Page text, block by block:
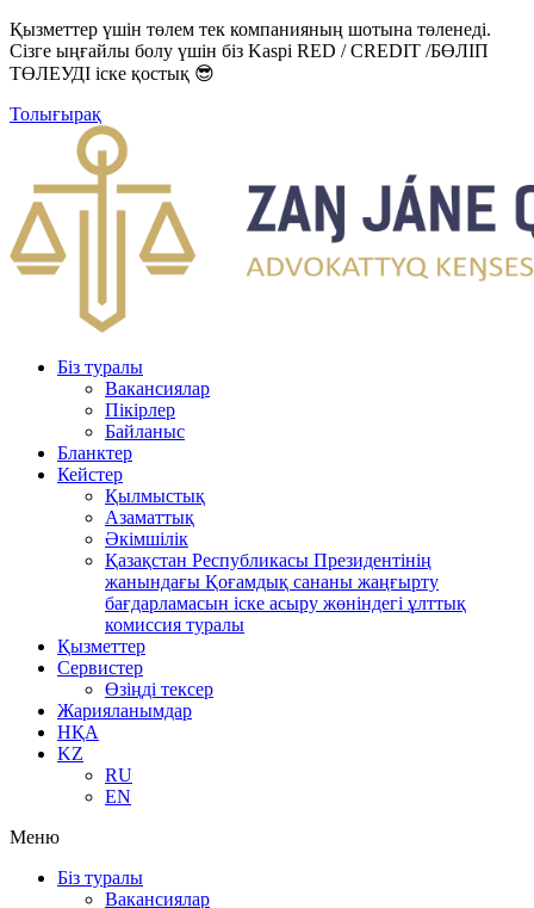
Қызметтер үшін төлем тек компанияның шотына төленеді.
Сізге ыңғайлы болу үшін біз Kaspi RED / CREDIT /БӨЛІП
ТӨЛЕУДІ іске қостық 😎
Толығырақ
Біз туралы
Вакансиялар
Пікірлер
Байланыс
Бланктер
Кейстер
Қылмыстық
Азаматтық
Әкімшілік
Қазақстан Республикасы Президентінің
жанындағы Қоғамдық сананы жаңғырту
бағдарламасын іске асыру жөніндегі ұлттық
комиссия туралы
Қызметтер
Сервистер
Өзіңді тексер
Жарияланымдар
НҚА
KZ
RU
EN
Меню
Біз туралы
Вакансиялар